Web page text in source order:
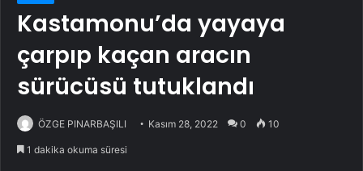
Kastamonu’da yayaya
çarpıp kaçan aracın
sürücüsü tutuklandı
ÖZGE PINARBAŞILI Kasım 28, 2022 0 10
1 dakika okuma süresi